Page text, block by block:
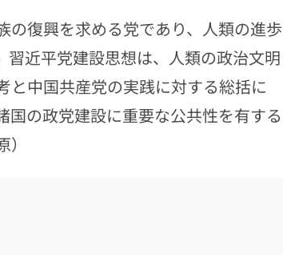
復興を求める党であり、人類の進歩
習近平党建設思想は、人類の政治文明
と中国共産党の実践に対する総括に
の政党建設に重要な公共性を有する